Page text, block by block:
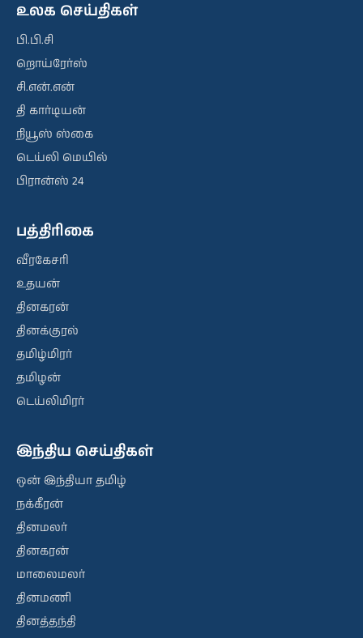
உலக செய்திகள்
பி.பி.சி
றொய்ரேர்ஸ்
சி.என்.என்
தி கார்டியன்
நியூஸ் ஸ்கை
டெய்லி மெயில்
பிரான்ஸ் 24
பத்திரிகை
வீரகேசரி
உதயன்
தினகரன்
தினக்குரல்
தமிழ்மிரர்
தமிழன்
டெய்லிமிரர்
இந்திய செய்திகள்
ஒன் இந்தியா தமிழ்
நக்கீரன்
தினமலர்
தினகரன்
மாலைமலர்
தினமணி
தினத்தந்தி